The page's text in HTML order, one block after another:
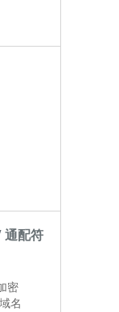
通配符
密
名